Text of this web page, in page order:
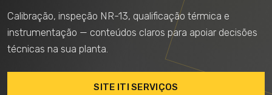
Calibração, inspeção NR-13, qualificação térmica e
instrumentação — conteúdos claros para apoiar decisões
técnicas na sua planta.
SITE ITI SERVIÇOS